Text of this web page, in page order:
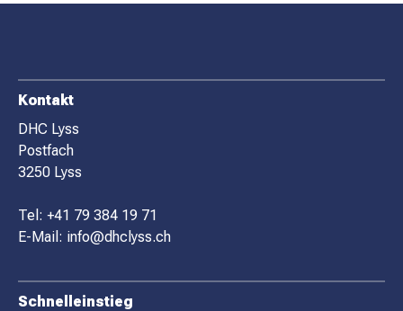
F
O
O
T
E
R
Kontakt
DHC Lyss
Postfach
3250 Lyss
Tel: +41 79 384 19 71
E-Mail: info@dhclyss.ch
Schnelleinstieg